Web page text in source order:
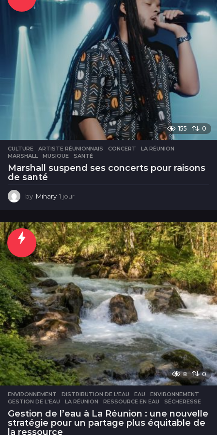
155 0
CULTURE ARTISTE RÉUNIONNAIS ,CONCERT ,LA RÉUNION
MARSHALL
,MUSIQUE ,SANTÉ
Marshall suspend ses concerts pour raisons
de santé
by Mihary 1 jour
u
r
8 0
ENVIRONNEMENT DISTRIBUTION DE L'EAU ,EAU ,ENVIRONNEMENT
GESTION DE L'EAU
,LA RÉUNION ,RESSOURCE EN EAU ,SÉCHERESSE
Gestion de l’eau à La Réunion : une nouvelle
stratégie pour un partage plus équitable de
la ressource